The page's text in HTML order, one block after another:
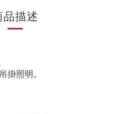
品描述
掛照明。